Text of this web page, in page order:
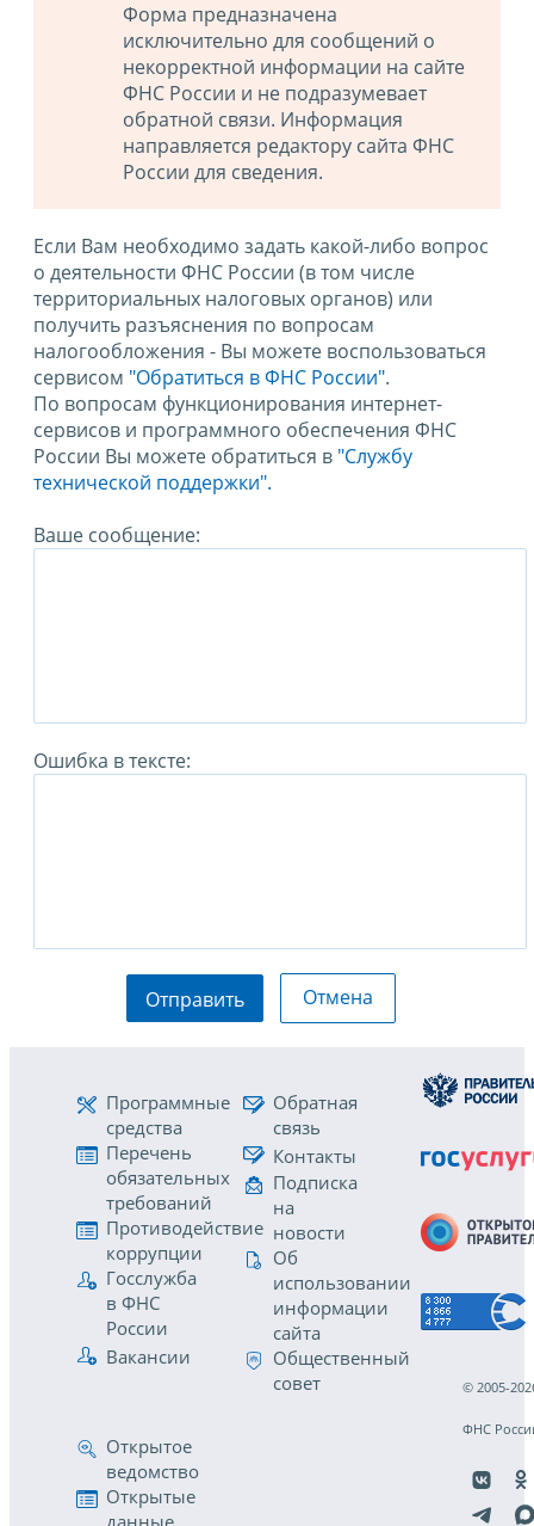
Форма предназначена
исключительно для сообщений о
некорректной информации на сайте
ФНС России и не подразумевает
обратной связи. Информация
направляется редактору сайта ФНС
России для сведения.
Если Вам необходимо задать какой-либо вопрос
о деятельности ФНС России (в том числе
территориальных налоговых органов) или
получить разъяснения по вопросам
налогообложения - Вы можете воспользоваться
сервисом "Обратиться в ФНС России".
По вопросам функционирования интернет-
сервисов и программного обеспечения ФНС
России Вы можете обратиться в "Службу
технической поддержки".
Ваше сообщение:
Ошибка в тексте:
Отправить Отмена
Программные
средства
Перечень
обязательных
требований
Противодействие
коррупции
Госслужба
в ФНС
России
Вакансии
Обратная
связь
Контакты
Подписка
на
новости
Об
использовании
информации
сайта
Общественный
совет
Открытое
ведомство
Открытые
© 2005-
ФНС